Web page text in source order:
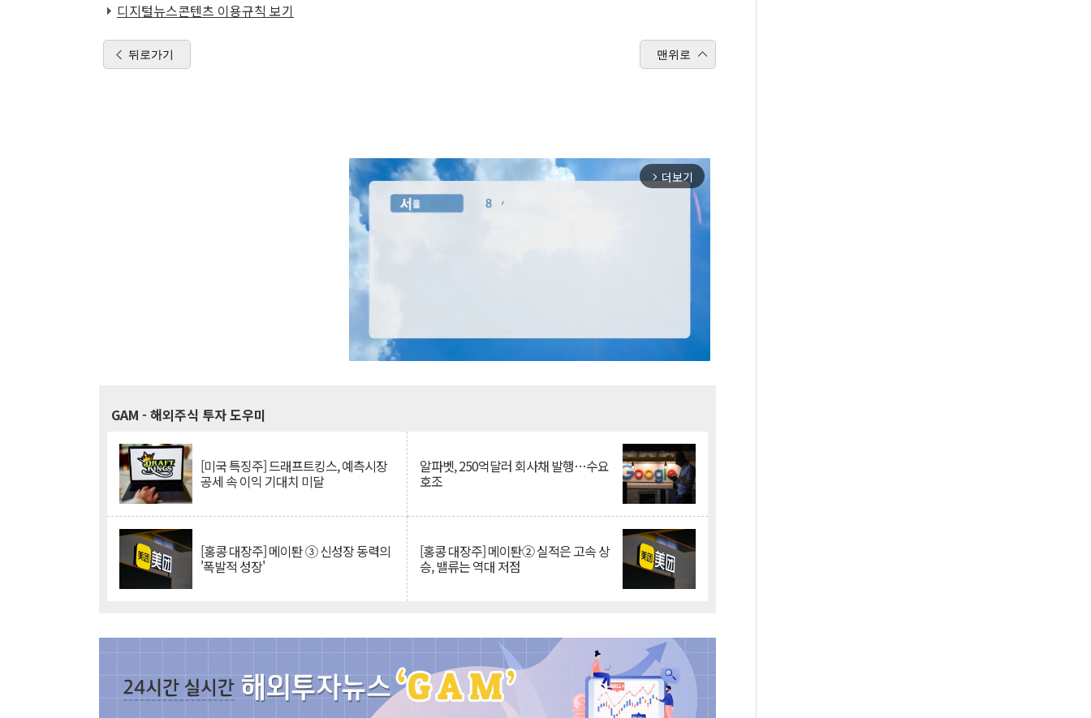
디지털뉴스콘텐츠 이용규칙 보기
뒤로가기 맨위로
arrow_forward_ios 더보기
GAM - 해외주식 투자 도우미
[미국 특징주] 드래프트킹스, 예측시장
공세 속 이익 기대치 미달
알파벳, 250억달러 회사채 발행…수요
호조
[홍콩 대장주] 메이퇀 ③ 신성장 동력의
'폭발적 성장'
[홍콩 대장주] 메이퇀② 실적은 고속 상
승, 밸류는 역대 저점